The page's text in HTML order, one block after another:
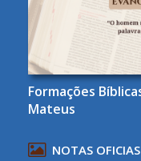
Formações
Mateus
NOTAS OFICIAS